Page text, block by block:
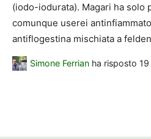
(iodo-iodurata). Magari ha solo
comunque userei
antiflogestina mischiata a
Simone Ferrian ha risposto